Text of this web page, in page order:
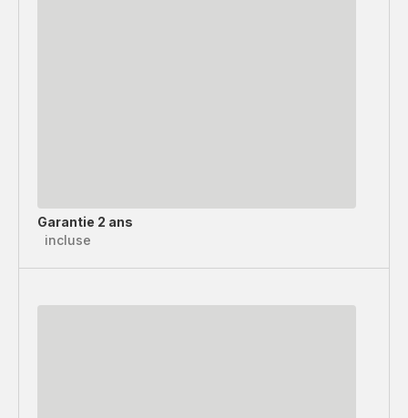
Garantie 2 ans
incluse